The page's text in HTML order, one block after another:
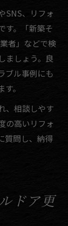
SNS、リフォ
す。「新築そ
者」などで検
ましょう。良
ブル事例にも
。
、相談しやす
の高いリフォ
質問し、納得
ドア更